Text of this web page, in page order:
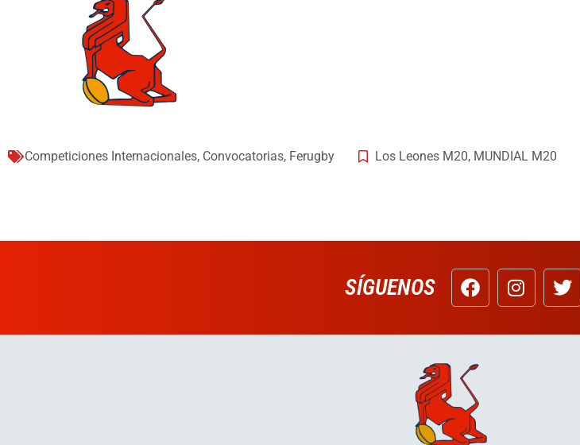
Competiciones Internacionales, Convocatorias, Ferugby Los Leones M20, MUNDIAL M20
SÍGUENOS